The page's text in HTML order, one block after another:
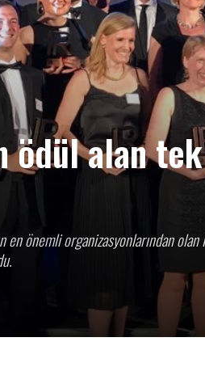
ödül alan
en önemli organizasyonlarından